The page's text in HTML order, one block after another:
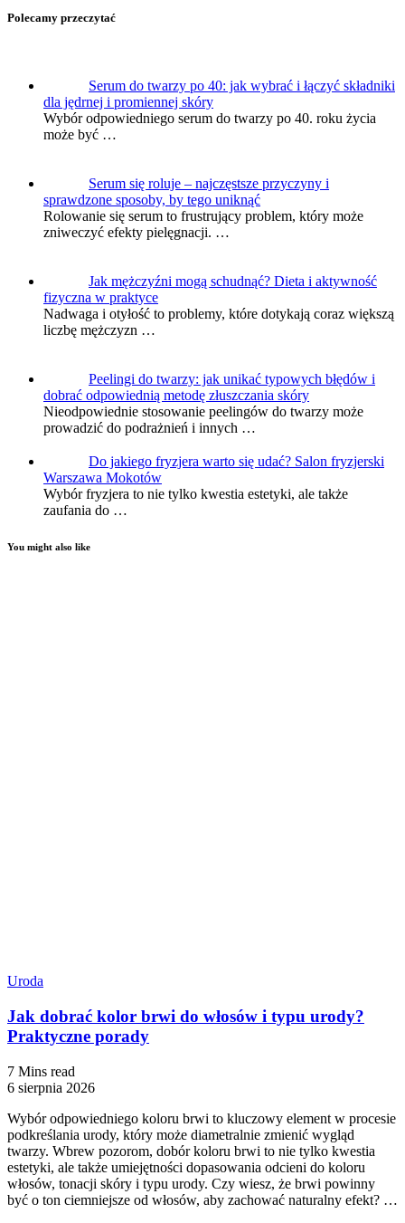
Polecamy przeczytać
Serum do twarzy po 40: jak wybrać i łączyć składniki
dla jędrnej i promiennej skóry
Wybór odpowiedniego serum do twarzy po 40. roku życia
może być …
Serum się roluje – najczęstsze przyczyny i
sprawdzone sposoby, by tego uniknąć
Rolowanie się serum to frustrujący problem, który może
zniweczyć efekty pielęgnacji. …
Jak mężczyźni mogą schudnąć? Dieta i aktywność
fizyczna w praktyce
Nadwaga i otyłość to problemy, które dotykają coraz większą
liczbę mężczyzn …
Peelingi do twarzy: jak unikać typowych błędów i
dobrać odpowiednią metodę złuszczania skóry
Nieodpowiednie stosowanie peelingów do twarzy może
prowadzić do podrażnień i innych …
Do jakiego fryzjera warto się udać? Salon fryzjerski
Warszawa Mokotów
Wybór fryzjera to nie tylko kwestia estetyki, ale także
zaufania do …
You might also like
Uroda
Jak dobrać kolor brwi do włosów i typu urody?
Praktyczne porady
7 Mins read
6 sierpnia 2026
Wybór odpowiedniego koloru brwi to kluczowy element w procesie
podkreślania urody, który może diametralnie zmienić wygląd
twarzy. Wbrew pozorom, dobór koloru brwi to nie tylko kwestia
estetyki, ale także umiejętności dopasowania odcieni do koloru
włosów, tonacji skóry i typu urody. Czy wiesz, że brwi powinny
być o ton ciemniejsze od włosów, aby zachować naturalny efekt? …